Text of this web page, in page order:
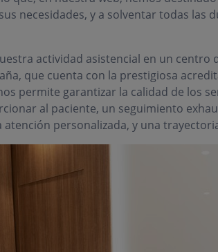
necesidades, y a solventar todas las
actividad asistencial en un centro
que cuenta con la prestigiosa
permite garantizar la calidad de los
al paciente, un seguimiento
personalizada, y una